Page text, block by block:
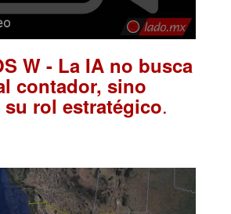
W - La IA no busca
contador, sino
rol estratégico.